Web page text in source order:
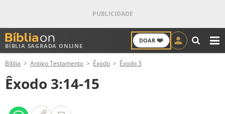
BÍBLIA SAGRADA ONLINE
DOAR ❤️
ANTIGO TESTAMENTO
NOVO TESTAMENTO
Bíblia Antigo Testamento Êxodo Êxodo 3
Êxodo 3:14-15